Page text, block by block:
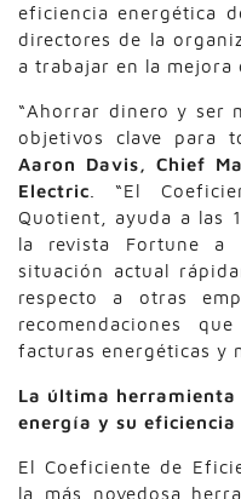
eficiencia energética
directores de la
a trabajar en la mejora
“Ahorrar dinero y ser
objetivos clave para
Aaron Davis, Chief
Electric . “El
Quotient, ayuda a las
la revista Fortune a
situación actual
respecto a otras
recomendaciones
facturas energéticas y
La última
energía y su eficiencia
El Coeficiente de
la más novedosa